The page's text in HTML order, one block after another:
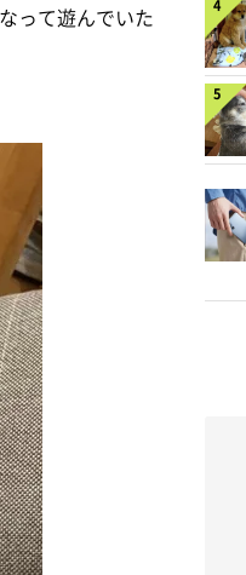
って遊んでいた